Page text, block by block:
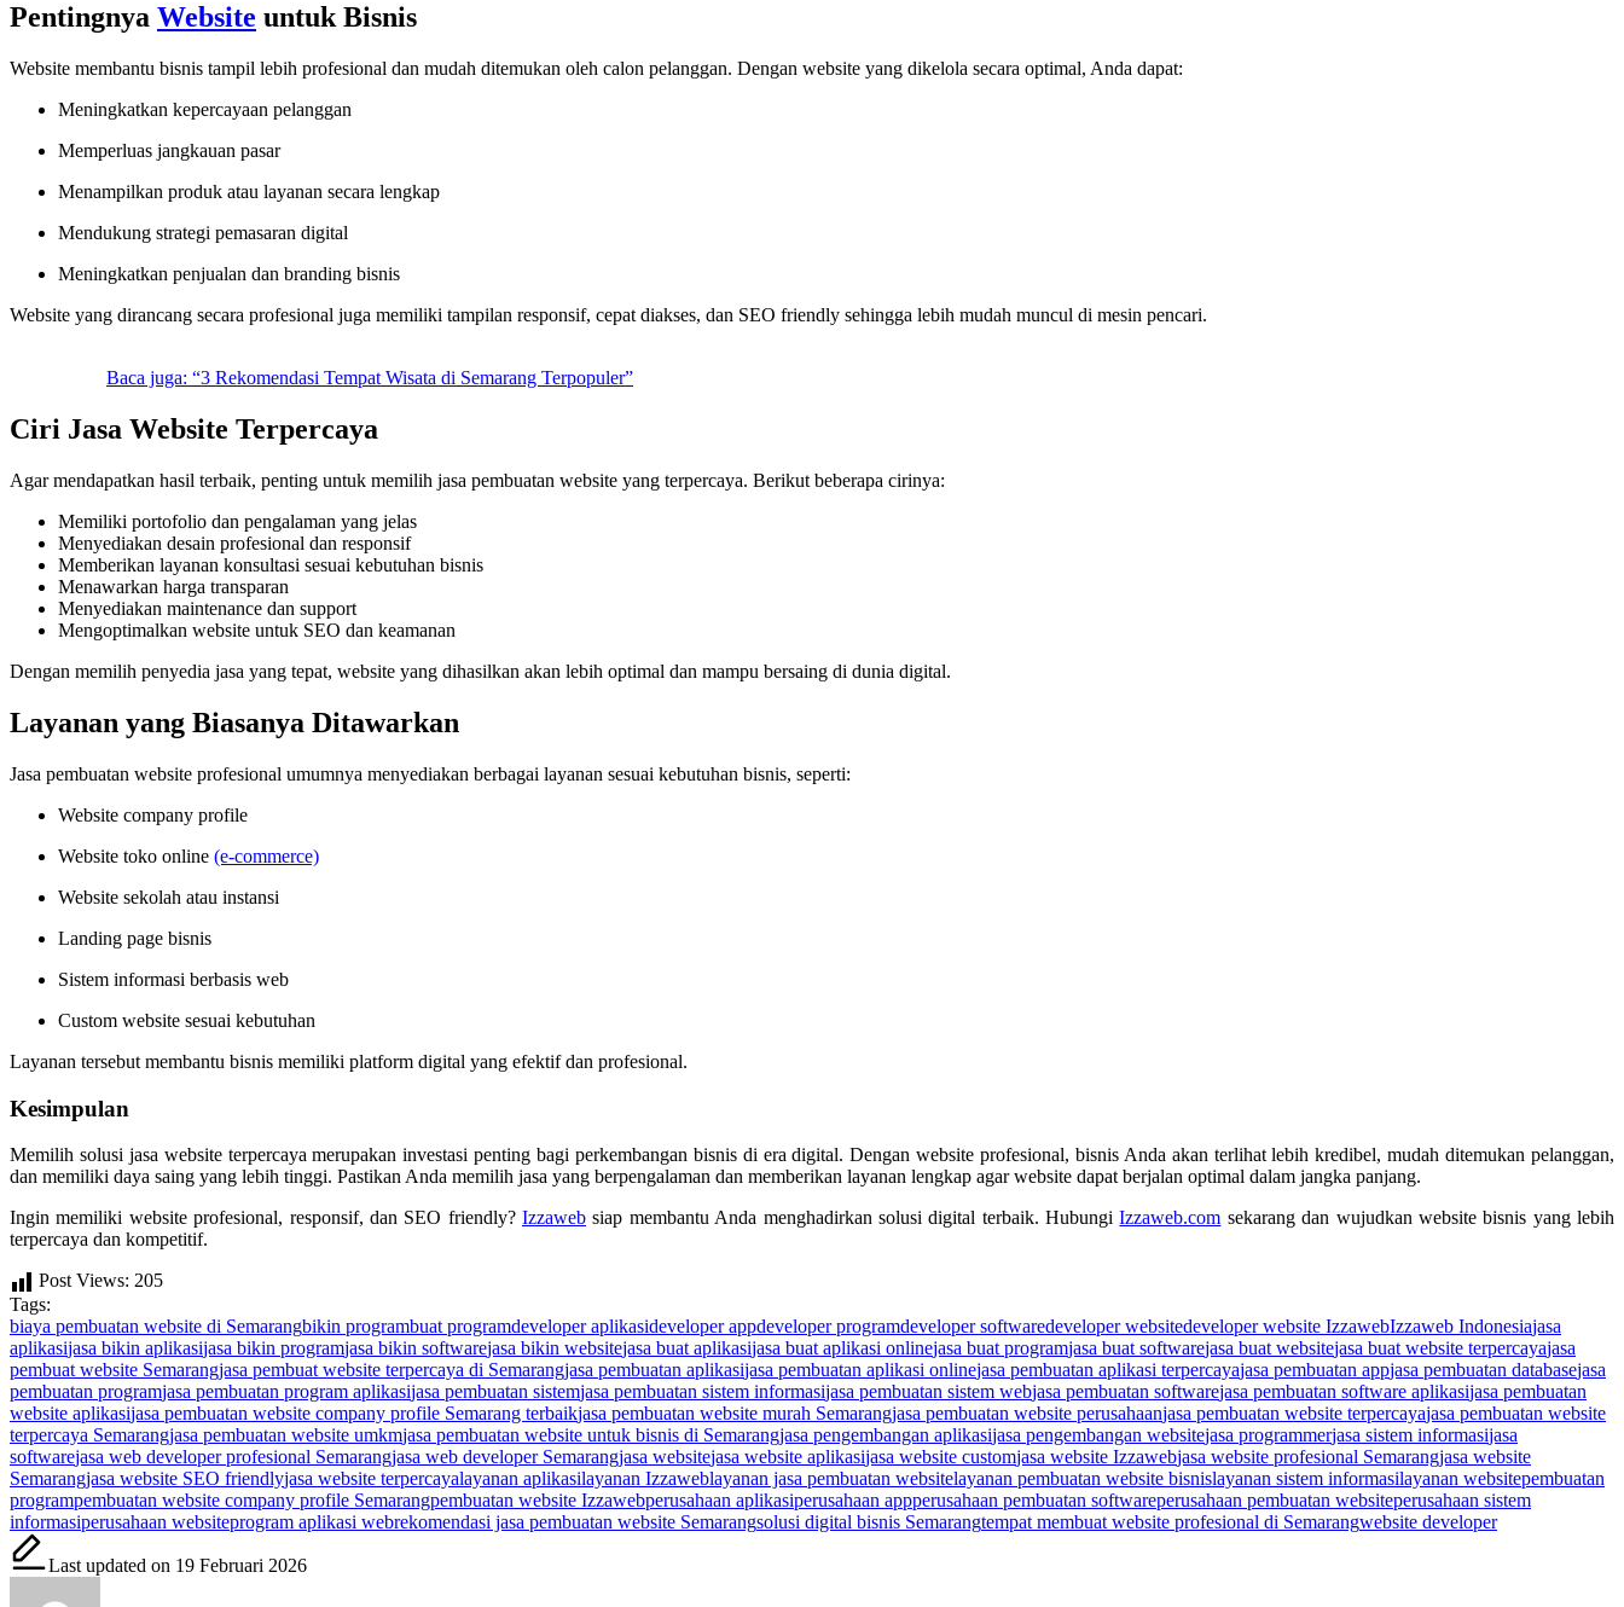
Pentingnya Website untuk Bisnis
Website membantu bisnis tampil lebih profesional dan mudah ditemukan oleh calon pelanggan. Dengan website yang dikelola secara optimal, Anda dapat:
Meningkatkan kepercayaan pelanggan
Memperluas jangkauan pasar
Menampilkan produk atau layanan secara lengkap
Mendukung strategi pemasaran digital
Meningkatkan penjualan dan branding bisnis
Website yang dirancang secara profesional juga memiliki tampilan responsif, cepat diakses, dan SEO friendly sehingga lebih mudah muncul di mesin pencari.
Baca juga: “3 Rekomendasi Tempat Wisata di Semarang Terpopuler”
Ciri Jasa Website Terpercaya
Agar mendapatkan hasil terbaik, penting untuk memilih jasa pembuatan website yang terpercaya. Berikut beberapa cirinya:
Memiliki portofolio dan pengalaman yang jelas
Menyediakan desain profesional dan responsif
Memberikan layanan konsultasi sesuai kebutuhan bisnis
Menawarkan harga transparan
Menyediakan maintenance dan support
Mengoptimalkan website untuk SEO dan keamanan
Dengan memilih penyedia jasa yang tepat, website yang dihasilkan akan lebih optimal dan mampu bersaing di dunia digital.
Layanan yang Biasanya Ditawarkan
Jasa pembuatan website profesional umumnya menyediakan berbagai layanan sesuai kebutuhan bisnis, seperti:
Website company profile
Website toko online (e-commerce)
Website sekolah atau instansi
Landing page bisnis
Sistem informasi berbasis web
Custom website sesuai kebutuhan
Layanan tersebut membantu bisnis memiliki platform digital yang efektif dan profesional.
Kesimpulan
Memilih solusi jasa website terpercaya merupakan investasi penting bagi perkembangan bisnis di era digital. Dengan website profesional, bisnis Anda akan terlihat lebih kredibel, mudah ditemukan pelanggan,
dan memiliki daya saing yang lebih tinggi. Pastikan Anda memilih jasa yang berpengalaman dan memberikan layanan lengkap agar website dapat berjalan optimal dalam jangka panjang.
Ingin memiliki website profesional, responsif, dan SEO friendly? Izzaweb siap membantu Anda menghadirkan solusi digital terbaik. HubungiIzzaweb.com sekarang dan wujudkan website bisnis yang lebih
terpercaya dan kompetitif.
Post Views: 205
Tags:
biaya pembuatan website di Semarangbikin programbuat programdeveloper aplikasideveloper appdeveloper programdeveloper softwaredeveloper websitedeveloper website IzzawebIzzaweb Indonesiajasa
aplikasijasa bikin aplikasijasa bikin programjasa bikin softwarejasa bikin websitejasa buat aplikasijasa buat aplikasi onlinejasa buat programjasa buat softwarejasa buat websitejasa buat website terpercayajasa
pembuat website Semarangjasa pembuat website terpercaya di Semarangjasa pembuatan aplikasijasa pembuatan aplikasi onlinejasa pembuatan aplikasi terpercayajasa pembuatan appjasa pembuatan databasejasa
pembuatan programjasa pembuatan program aplikasijasa pembuatan sistemjasa pembuatan sistem informasijasa pembuatan sistem webjasa pembuatan softwarejasa pembuatan software aplikasijasa pembuatan
website aplikasijasa pembuatan website company profile Semarang terbaikjasa pembuatan website murah Semarangjasa pembuatan website perusahaanjasa pembuatan website terpercayajasa pembuatan website
terpercaya Semarangjasa pembuatan website umkmjasa pembuatan website untuk bisnis di Semarangjasa pengembangan aplikasijasa pengembangan websitejasa programmerjasa sistem informasijasa
softwarejasa web developer profesional Semarangjasa web developer Semarangjasa websitejasa website aplikasijasa website customjasa website Izzawebjasa website profesional Semarangjasa website
Semarangjasa website SEO friendlyjasa website terpercayalayanan aplikasilayanan Izzaweblayanan jasa pembuatan websitelayanan pembuatan website bisnislayanan sistem informasilayanan websitepembuatan
programpembuatan website company profile Semarangpembuatan website Izzawebperusahaan aplikasiperusahaan appperusahaan pembuatan softwareperusahaan pembuatan websiteperusahaan sistem
informasiperusahaan websiteprogram aplikasi webrekomendasi jasa pembuatan website Semarangsolusi digital bisnis Semarangtempat membuat website profesional di Semarangwebsite developer
Last updated on 19 Februari 2026